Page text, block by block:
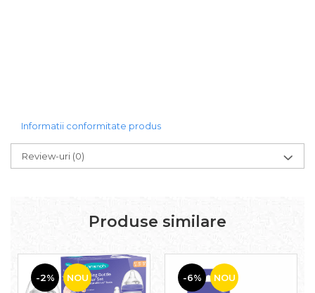
Informatii conformitate produs
Review-uri (0)
Produse similare
-2% NOU -6% NOU